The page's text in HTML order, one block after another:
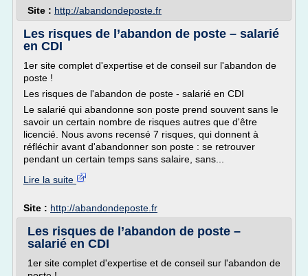
Site : http://abandondeposte.fr
Les risques de l’abandon de poste – salarié
en CDI
1er site complet d'expertise et de conseil sur l'abandon de
poste !
Les risques de l'abandon de poste - salarié en CDI
Le salarié qui abandonne son poste prend souvent sans le
savoir un certain nombre de risques autres que d'être
licencié. Nous avons recensé 7 risques, qui donnent à
réfléchir avant d'abandonner son poste : se retrouver
pendant un certain temps sans salaire, sans...
Lire la suite
Site : http://abandondeposte.fr
Les risques de l’abandon de poste –
salarié en CDI
1er site complet d'expertise et de conseil sur l'abandon de